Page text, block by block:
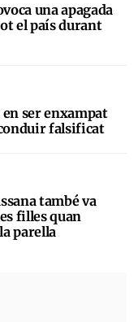
una apagada
el país durant
ser enxampat
falsificat
també va
filles quan
parella